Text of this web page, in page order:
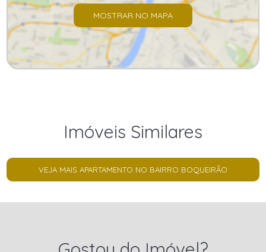
MOSTRAR NO MAPA
Imóveis Similares
VEJA MAIS APARTAMENTO NO BAIRRO BOQUEIRÃO